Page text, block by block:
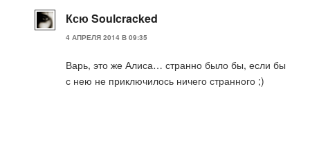
Ксю Soulcracked
4 АПРЕЛЯ 2014 В 09:35
Варь, это же Алиса… странно было бы, если бы
с нею не приключилось ничего странного ;)